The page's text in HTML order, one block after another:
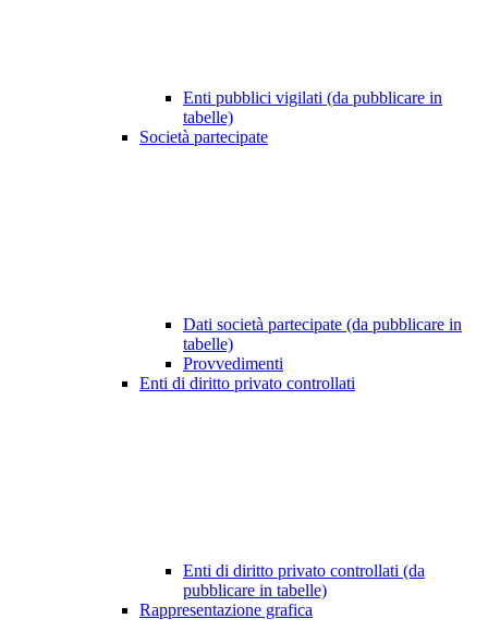
Enti pubblici vigilati (da pubblicare in
tabelle)
Società partecipate
Dati società partecipate (da pubblicare in
tabelle)
Provvedimenti
Enti di diritto privato controllati
Enti di diritto privato controllati (da
pubblicare in tabelle)
Rappresentazione grafica